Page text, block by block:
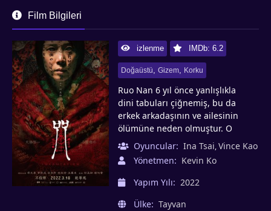
Film Bilgileri
izlenme IMDb: 6.2
Doğaüstü Gizem Korku
Ruo Nan 6 yıl önce yanlışlıkla
dini tabuları çiğnemiş, bu da
erkek arkadaşının ve ailesinin
ölümüne neden olmuştur. O
zamandan beri karanlık bir batıl
inanç dönemine girmiş; sırlarını
ve acılarını diğer insanlardan
saklamış ve hatta yeni doğan
bebeğini başka bir aileye
vermiştir. Birkaç yıl sonra,
Oyuncular: Ina Tsai,Vince Kao
Yönetmen: Kevin Ko
Yapım Yılı: 2022
Ülke: Tayvan